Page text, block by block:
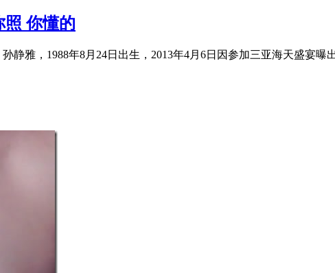
照 你懂的
静雅，1988年8月24日出生，2013年4月6日因参加三亚海天盛宴曝